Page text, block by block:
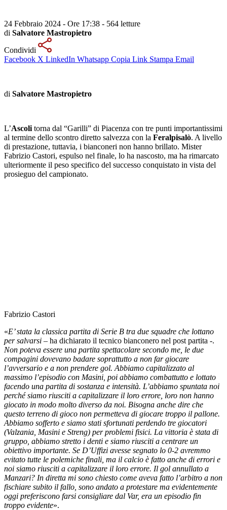
24 Febbraio 2024 - Ore 17:38 - 564 letture
di Salvatore Mastropietro
Condividi
Facebook X LinkedIn Whatsapp Copia Link Stampa Email
di Salvatore Mastropietro
L’Ascoli torna dal “Garilli” di Piacenza con tre punti importantissimi
al termine dello scontro diretto salvezza con la Feralpisalò. A livello
di prestazione, tuttavia, i bianconeri non hanno brillato. Mister
Fabrizio Castori, espulso nel finale, lo ha nascosto, ma ha rimarcato
ulteriormente il peso specifico del successo conquistato in vista del
prosieguo del campionato.
Fabrizio Castori
«E’ stata la classica partita di Serie B tra due squadre che lottano
per salvarsi – ha dichiarato il tecnico bianconero nel post partita -.
Non poteva essere una partita spettacolare secondo me, le due
compagini dovevano badare soprattutto a non far giocare
l’avversario e a non prendere gol. Abbiamo capitalizzato al
massimo l’episodio con Masini, poi abbiamo combattutto e lottato
facendo una partita di sostanza e intensità. L’abbiamo spuntata noi
perché siamo riusciti a capitalizzare il loro errore, loro non hanno
giocato in modo molto diverso da noi. Bisogna anche dire che
questo terreno di gioco non permetteva di giocare troppo il pallone.
Abbiamo sofferto e siamo stati sfortunati perdendo tre giocatori
(Valzania, Masini e Streng) per problemi fisici. La vittoria è stata di
gruppo, abbiamo stretto i denti e siamo riusciti a centrare un
obiettivo importante. Se D’Uffizi avesse segnato lo 0-2 avremmo
evitato tutte le polemiche finali, ma il calcio è fatto anche di errori e
noi siamo riusciti a capitalizzare il loro errore. Il gol annullato a
Manzari? In diretta mi sono chiesto come aveva fatto l’arbitro a non
fischiare subito il fallo, sono andato a protestare ma evidentemente
oggi preferiscono farsi consigliare dal Var, era un episodio fin
troppo evidente».